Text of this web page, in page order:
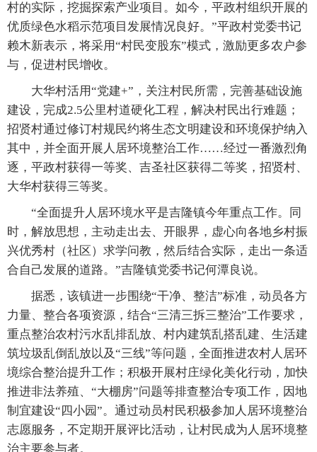
村的实际，挖掘探索产业项目。如今，平政村组织开展的
优质绿色水稻示范项目发展情况良好。”平政村党委书记
赖木新表示，将采用“村民变股东”模式，激励更多农户参
与，促进村民增收。
大华村活用“党建+”，关注村民所需，完善基础设施
建设，完成2.5公里村道硬化工程，解决村民出行难题；
招贤村通过修订村规民约将生态文明建设和环境保护纳入
其中，并全面开展人居环境整治工作……经过一番激烈角
逐，平政村获得一等奖、吉圣社区获得二等奖，招贤村、
大华村获得三等奖。
“全面提升人居环境水平是吉隆镇今年重点工作。同
时，解放思想，主动走出去、开眼界，虚心向各地乡村振
兴优秀村（社区）求学问教，然后结合实际，走出一条适
合自己发展的道路。”吉隆镇党委书记何潭良说。
据悉，该镇进一步围绕“干净、整洁”标准，动员各方
力量、整合各项资源，结合“三清三拆三整治”工作要求，
重点整治农村污水乱排乱放、村内建筑乱搭乱建、生活建
筑垃圾乱倒乱放以及“三线”等问题，全面推进农村人居环
境综合整治提升工作；积极开展村庄绿化美化行动，加快
推进非法养殖、“大棚房”问题等排查整治专项工作，因地
制宜建设“四小园”。通过动员村民积极参加人居环境整治
志愿服务，不定期开展评比活动，让村民成为人居环境整
治主要参与者。